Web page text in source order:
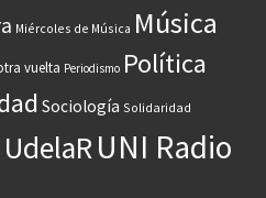
Miércoles de Música Música
vuelta Periodismo Política
Sociología Solidaridad
UdelaRUNI Radio